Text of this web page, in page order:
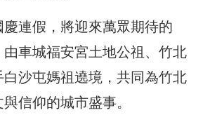
連假，將迎來萬眾期待的
由車城福安宮土地公祖、竹北
沙屯媽祖遶境，共同為竹北
信仰的城市盛事。